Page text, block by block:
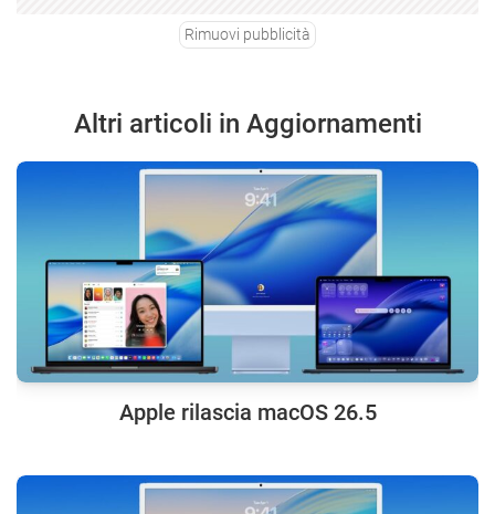
Rimuovi pubblicità
Altri articoli in Aggiornamenti
Apple rilascia macOS 26.5